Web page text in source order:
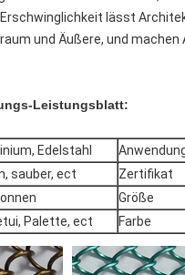
lässt
und Äußere, und
Leistungsblatt:
Edelstahl
sauber, ect Zertifikat
Größe
Palette, ect Farbe